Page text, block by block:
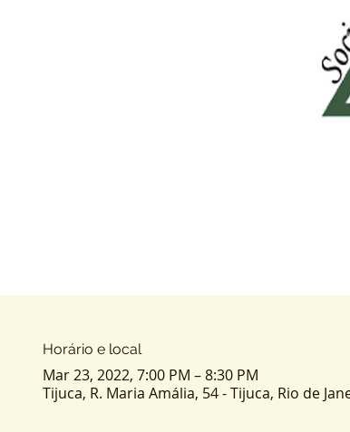
Horário e local
Mar 23, 2022, 7:00 PM – 8:30 PM
Tijuca, R. Maria Amália, 54 - Tijuca, Rio de